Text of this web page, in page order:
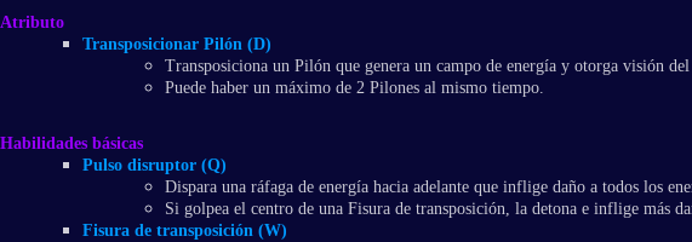
Atributo
Transposicionar Pilón (D)
Transposiciona un Pilón que genera un campo de energía y otorga visión
Puede haber un máximo de 2 Pilones al mismo tiempo.
Habilidades básicas
Pulso disruptor (Q)
Dispara una ráfaga de energía hacia adelante que inflige daño a todos los
Si golpea el centro de una Fisura de transposición, la detona e inflige más
Fisura de transposición (W)